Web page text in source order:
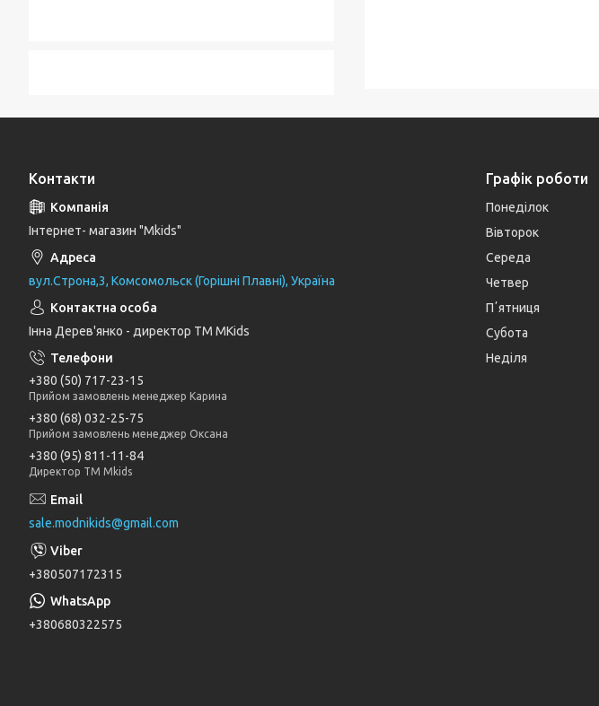
Контакти
Інтернет- магазин "Mkids"
вул.Строна,3, Комсомольск (Горішні Плавні), Україна
Інна Дерев'янко - директор TM MKids
+380 (50) 717-23-15
Прийом замовлень менеджер Карина
+380 (68) 032-25-75
Прийом замовлень менеджер Оксана
+380 (95) 811-11-84
Директор ТМ Mkids
sale.modnikids@gmail.com
+380507172315
+380680322575
Графік роботи
Понеділок
Вівторок
Середа
Четвер
Пʼятниця
Субота
Неділя